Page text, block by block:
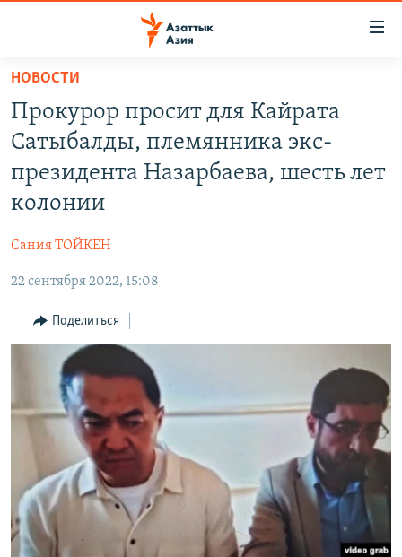
Вернуться
основному
содержанию
главной
Вернутся
КАЗАХСТАН
НОВОСТИ
ВОЙНА В УКРАИНЕ
ЎЗБЕКЧА
ТОҶИКӢ
TÜRKMENÇE
ПОДПИШИТЕСЬ НА НАС В СОЦСЕТЯХ
Все сайты РСЕ/РС
НОВОСТИ
Прокурор просит для Кайрата
Сатыбалды, племянника экс-
президента Назарбаева, шесть лет
колонии
Сания ТОЙКЕН
22 сентября 2022, 15:08
Поделиться